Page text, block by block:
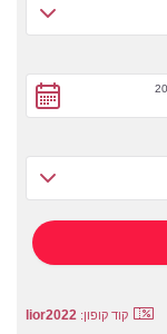
קוד קופון: lior2022